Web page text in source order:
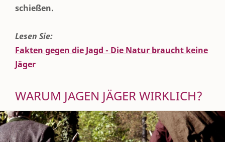
schießen.
Lesen Sie:
Fakten gegen die Jagd - Die Natur braucht keine
Jäger
WARUM JAGEN JÄGER WIRKLICH?